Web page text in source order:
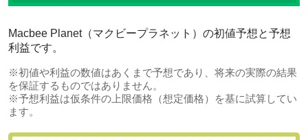
Macbee Planet（マクビープラネット）の初値予想と予想
利益です。
※初値や利益の数値はあくまで予想であり、将来の実際の結果
を保証するものではありません。
※予想利益は仮条件の上限価格（想定価格）を基に試算してい
ます。